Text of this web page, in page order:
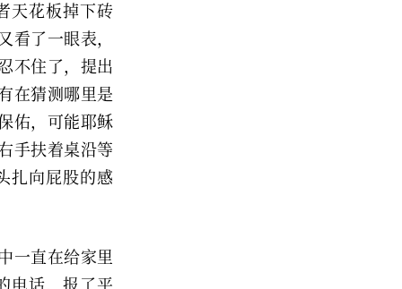
天花板掉下砖
了一眼表，
不住了，提出
在猜测哪里是
佑，可能耶稣
手扶着桌沿等
扎向屁股的感
一直在给家里